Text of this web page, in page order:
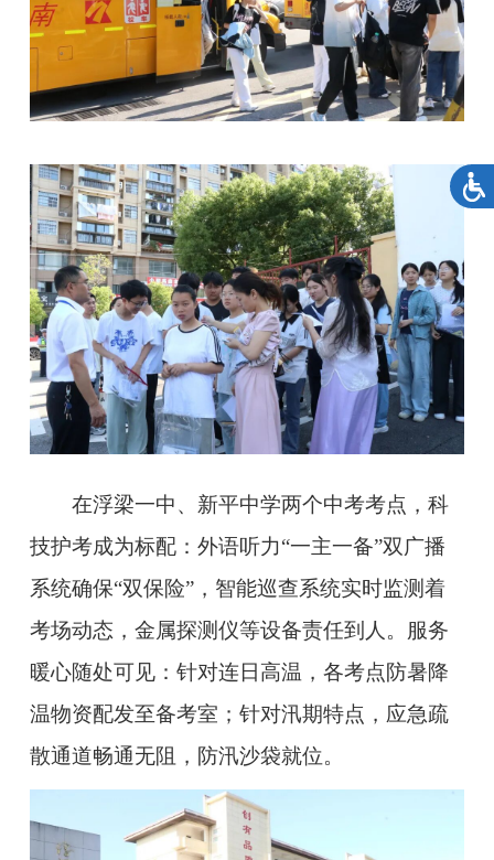
在浮梁一中、新平中学两个中考考点，科
技护考成为标配：外语听力“一主一备”双广播
系统确保“双保险”，智能巡查系统实时监测着
考场动态，金属探测仪等设备责任到人。服务
暖心随处可见：针对连日高温，各考点防暑降
温物资配发至备考室；针对汛期特点，应急疏
散通道畅通无阻，防汛沙袋就位。